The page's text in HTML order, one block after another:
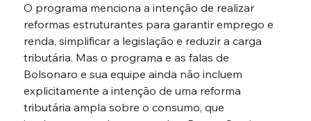
O programa menciona a intenção de realizar
reformas estruturantes para garantir emprego e
renda, simplificar a legislação e reduzir a carga
tributária. Mas o programa e as falas de
Bolsonaro e sua equipe ainda não incluem
explicitamente a intenção de uma reforma
tributária ampla sobre o consumo, que